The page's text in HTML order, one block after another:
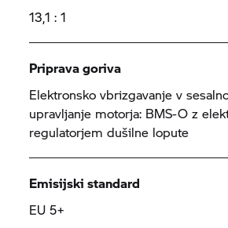
13,1 : 1
Priprava goriva
Elektronsko vbrizgavanje v
upravljanje motorja: BMS-O z
regulatorjem dušilne lopute
Emisijski standard
EU 5+